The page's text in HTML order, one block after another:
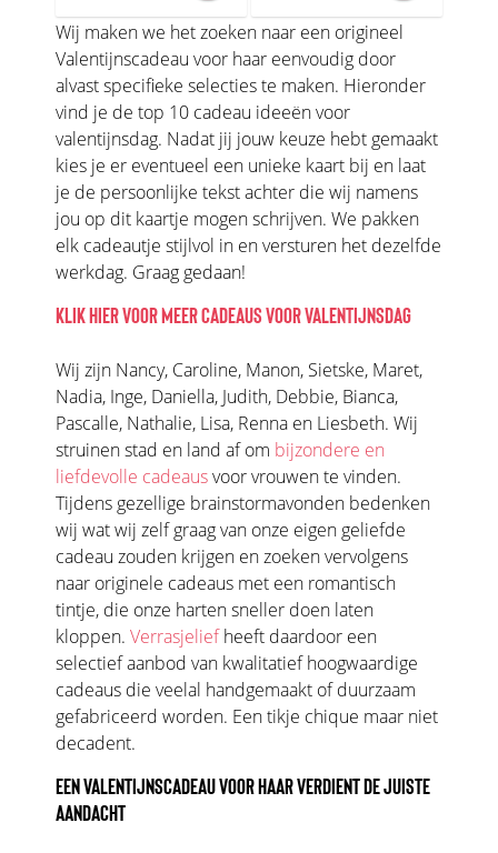
Wij maken we het zoeken naar een origineel
Valentijnscadeau voor haar eenvoudig door
alvast specifieke selecties te maken. Hieronder
vind je de top 10 cadeau ideeën voor
valentijnsdag. Nadat jij jouw keuze hebt gemaakt
kies je er eventueel een unieke kaart bij en laat
je de persoonlijke tekst achter die wij namens
jou op dit kaartje mogen schrijven. We pakken
elk cadeautje stijlvol in en versturen het dezelfde
werkdag. Graag gedaan!
KLIK HIER VOOR MEER CADEAUS VOOR VALENTIJNSDAG
Wij zijn Nancy, Caroline, Manon, Sietske, Maret,
Nadia, Inge, Daniella, Judith, Debbie, Bianca,
Pascalle, Nathalie, Lisa, Renna en Liesbeth. Wij
struinen stad en land af om bijzondere en
liefdevolle cadeausvoor vrouwen te vinden.
Tijdens gezellige brainstormavonden bedenken
wij wat wij zelf graag van onze eigen geliefde
cadeau zouden krijgen en zoeken vervolgens
naar originele cadeaus met een romantisch
tintje, die onze harten sneller doen laten
kloppen. Verrasjeliefheeft daardoor een
selectief aanbod van kwalitatief hoogwaardige
cadeaus die veelal handgemaakt of duurzaam
gefabriceerd worden. Een tikje chique maar niet
decadent.
EEN VALENTIJNSCADEAU VOOR HAAR VERDIENT DE JUISTE
AANDACHT